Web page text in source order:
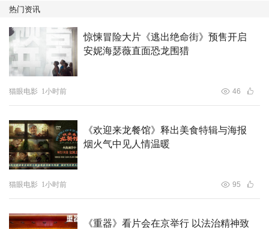
饱满，颇具情感层次。在电影《戏杀》中，唯我独尊皇甫泊
元饰演的金公子一现身，眉宇挑动之间，年轻气盛、唯我独
尊形象气势，跃然于屏，玩世不恭、财大气粗、“豪无人性”
人物的情绪波动飞跃，尽在其精湛流畅的演技之中切换自
如，角色前后反转的衔接毫无破绽尽显超强实力！
热门资讯
惊悚冒险大片《逃出绝命街》预售开启
安妮海瑟薇直面恐龙围猎
猫眼电影 1小时前 46
《欢迎来龙餐馆》释出美食特辑与海报
烟火气中见人情温暖
猫眼电影 1小时前 95
《重器》看片会在京举行 以法治精神致